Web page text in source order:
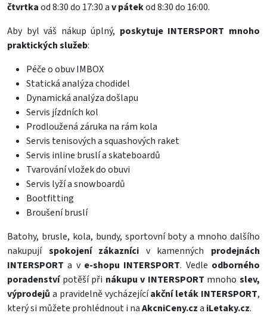
čtvrtkaod 8:30 do 17:30 av pátekod 8:30 do 16:00.
Aby byl váš nákup úplný, poskytuje INTERSPORT mnoho
praktických služeb:
Péče o obuv IMBOX
Statická analýza chodidel
Dynamická analýza došlapu
Servis jízdních kol
Prodloužená záruka na rám kola
Servis tenisových a squashových raket
Servis inline bruslí a skateboardů
Tvarování vložek do obuvi
Servis lyží a snowboardů
Bootfitting
Broušení bruslí
Batohy, brusle, kola, bundy, sportovní botya mnoho dalšího
nakupují spokojení zákazníci v kamenných prodejnách
INTERSPORT a v e-shopu INTERSPORT. Vedle odborného
poradenstvípotěší při nákupu v INTERSPORT mnohoslev,
výprodejů a pravidelně vycházejícíakční leták INTERSPORT,
který si můžete prohlédnout i naAkcniCeny.cza iLetaky.cz.